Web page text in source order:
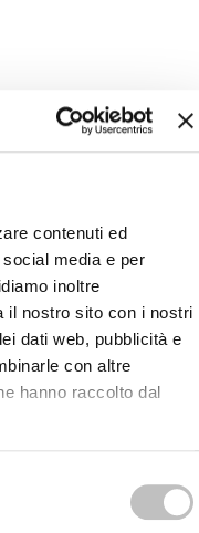
contenuti ed
media e per
inoltre
il nostro sito con i nostri
dati web, pubblicità e
con altre
hanno raccolto dal
cristianesimo